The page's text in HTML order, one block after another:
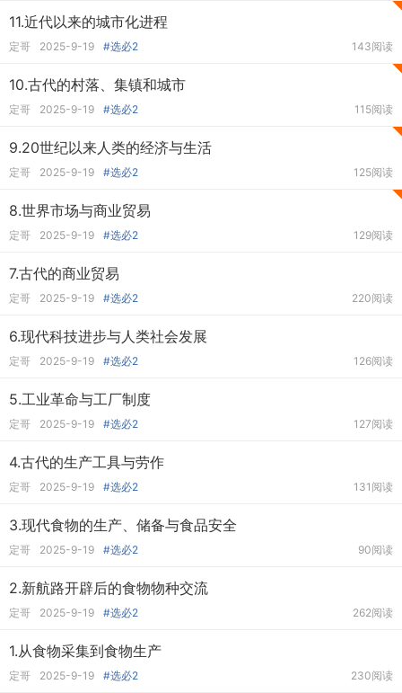
11.近代以来的城市化进程
定哥 2025-9-19 #选必2 143阅读
10.古代的村落、集镇和城市
定哥 2025-9-19 #选必2 115阅读
9.20世纪以来人类的经济与生活
定哥 2025-9-19 #选必2 125阅读
8.世界市场与商业贸易
定哥 2025-9-19 #选必2 129阅读
7.古代的商业贸易
定哥 2025-9-19 #选必2 220阅读
6.现代科技进步与人类社会发展
定哥 2025-9-19 #选必2 126阅读
5.工业革命与工厂制度
定哥 2025-9-19 #选必2 127阅读
4.古代的生产工具与劳作
定哥 2025-9-19 #选必2 131阅读
3.现代食物的生产、储备与食品安全
定哥 2025-9-19 #选必2 90阅读
2.新航路开辟后的食物物种交流
定哥 2025-9-19 #选必2 262阅读
1.从食物采集到食物生产
定哥 2025-9-19 #选必2 230阅读